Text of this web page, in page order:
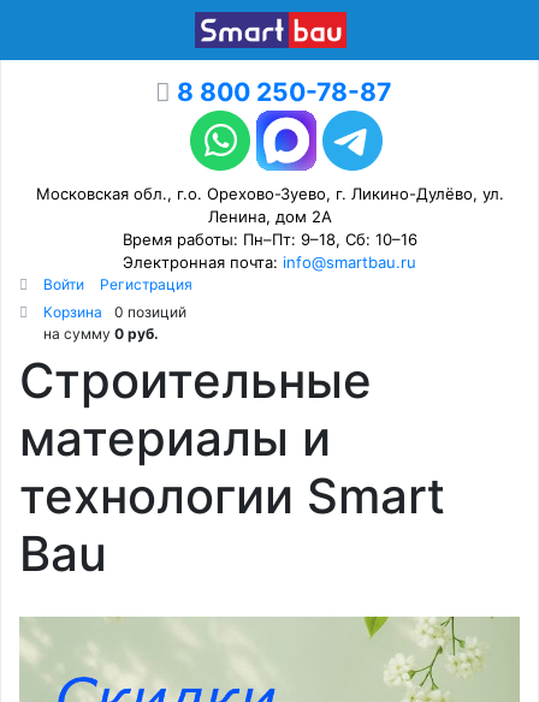
8 800 250-78-87
Московская обл., г.о. Орехово-Зуево, г. Ликино-Дулёво, ул.
Ленина, дом 2А
Время работы: Пн–Пт: 9–18, Сб: 10–16
Электронная почта: info@smartbau.ru
Войти
Регистрация
Корзина
0 позиций
на сумму 0 руб.
Строительные
материалы и
технологии Smart
Bau